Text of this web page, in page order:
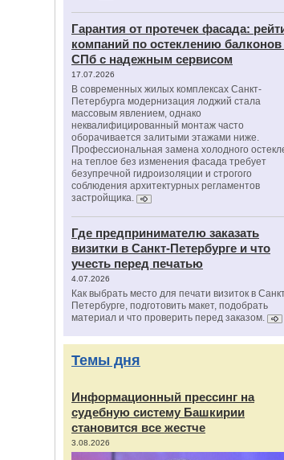
Гарантия от протечек фасада:
компаний по остеклению балконов
СПб с надежным сервисом
17.07.2026
В современных жилых комплексах Санкт-
Петербурга модернизация лоджий стала
массовым явлением, однако
неквалифицированный монтаж часто
оборачивается залитыми этажами ниже.
Профессиональная замена холодного
на теплое без изменения фасада требует
безупречной гидроизоляции и строгого
соблюдения архитектурных регламентов
застройщика.
Где предпринимателю заказать
визитки в Санкт-Петербурге и что
учесть перед печатью
4.07.2026
Как выбрать место для печати визиток в
Петербурге, подготовить макет, подобрать
материал и что проверить перед заказом.
Темы дня
Информационный прессинг на
судебную систему Башкирии
становится все жестче
3.08.2026